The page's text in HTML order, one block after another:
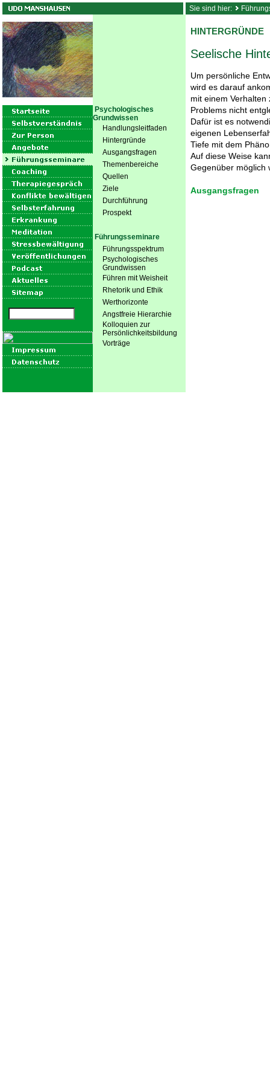
Sie sind hier:
Psychologisches
Grundwissen
Handlungsleitfaden
Hintergründe
Ausgangsfragen
Themenbereiche
Quellen
Ziele
Durchführung
Prospekt
Führungsseminare
Führungsspektrum
Psychologisches
Grundwissen
Führen mit Weisheit
Rhetorik und Ethik
Werthorizonte
Angstfreie Hierarchie
Kolloquien zur
Persönlichkeitsbildung
Vorträge
HINTERGRÜNDE
Seelische
Um persönliche
wird es darauf
mit einem
Problems nicht
Dafür ist es
eigenen
Tiefe mit dem
Auf diese Weise
Gegenüber möglich
Ausgangsfragen